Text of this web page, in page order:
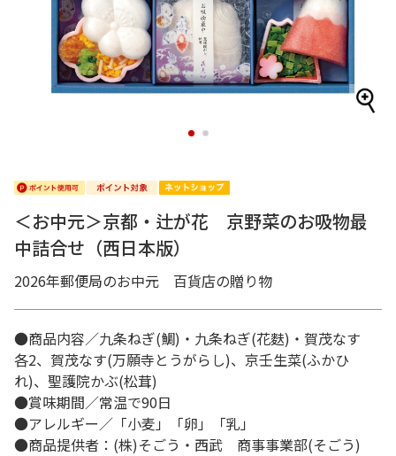
1 2
＜お中元＞京都・辻が花 京野菜のお吸物最
中詰合せ（西日本版）
2026年郵便局のお中元 百貨店の贈り物
●商品内容／九条ねぎ(鯛)・九条ねぎ(花麩)・賀茂なす
各2、賀茂なす(万願寺とうがらし)、京壬生菜(ふかひ
れ)、聖護院かぶ(松茸)
●賞味期間／常温で90日
●アレルギー／「小麦」「卵」「乳」
●商品提供者：(株)そごう・西武 商事事業部(そごう)